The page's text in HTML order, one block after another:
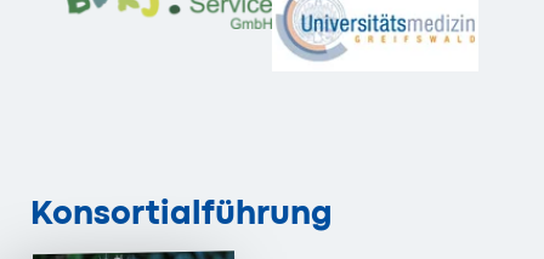
Konsortialführung